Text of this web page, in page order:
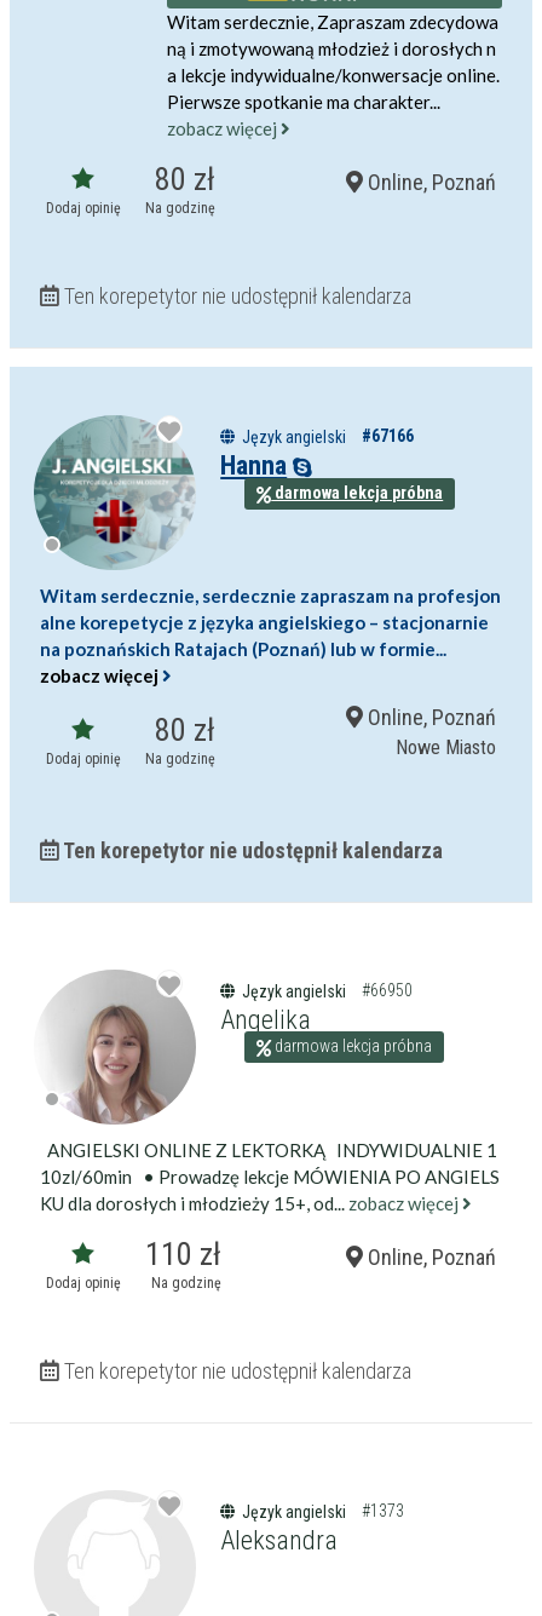
Witam serdecznie, Zapraszam zdecydowa
ną i zmotywowaną młodzież i dorosłych n
a lekcje indywidualne/konwersacje online.
Pierwsze spotkanie ma charakter...
zobacz więcej
Dodaj opinię
80 zł
Na godzinę
Online, Poznań
Ten korepetytor nie udostępnił kalendarza
Język angielski #67166
Hanna
darmowa lekcja próbna
Witam serdecznie, serdecznie zapraszam na profesjon
alne korepetycje z języka angielskiego – stacjonarnie
na poznańskich Ratajach (Poznań) lub w formie...
zobacz więcej
Dodaj opinię
80 zł
Na godzinę
Online, Poznań
Nowe Miasto
Ten korepetytor nie udostępnił kalendarza
Język angielski #66950
Angelika
darmowa lekcja próbna
ANGIELSKI ONLINE Z LEKTORKĄ INDYWIDUALNIE 1
10zl/60min • Prowadzę lekcje MÓWIENIA PO ANGIELS
KU dla dorosłych i młodzieży 15+, od... zobacz więcej
Dodaj opinię
110 zł
Na godzinę
Online, Poznań
Ten korepetytor nie udostępnił kalendarza
Język angielski #1373
Aleksandra